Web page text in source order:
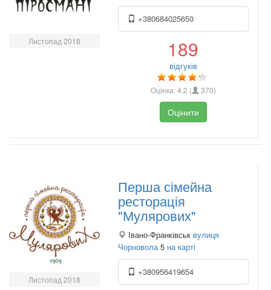
Листопад 2018
+380684025650
189
відгуків
Оцінка:4.2 ( 370)
Оцінити
Листопад 2018
Перша сімейна
ресторація
"Мулярових"
Івано-Франківськ вулиця
Чорновола5 на карті
+380956419654